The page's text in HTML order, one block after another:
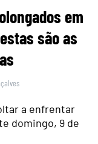
em
são as
a enfrentar
domingo, 9 de